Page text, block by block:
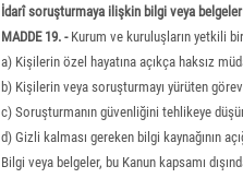
İdarî soruşturmaya ilişkin bilgi veya belgeler
MADDE 19. -Kurum ve kuruluşların yetkili
a) Kişilerin özel hayatına açıkça haksız
b) Kişilerin veya soruşturmayı yürüten
c) Soruşturmanın güvenliğini tehlikeye
d) Gizli kalması gereken bilgi kaynağının
Bilgi veya belgeler, bu Kanun kapsamı